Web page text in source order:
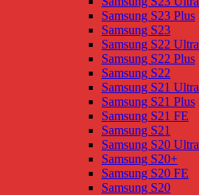
Samsung S23 Plus
Samsung S23
Samsung S22 Ultra
Samsung S22 Plus
Samsung S22
Samsung S21 Ultra
Samsung S21 Plus
Samsung S21 FE
Samsung S21
Samsung S20 Ultra
Samsung S20+
Samsung S20 FE
Samsung S20